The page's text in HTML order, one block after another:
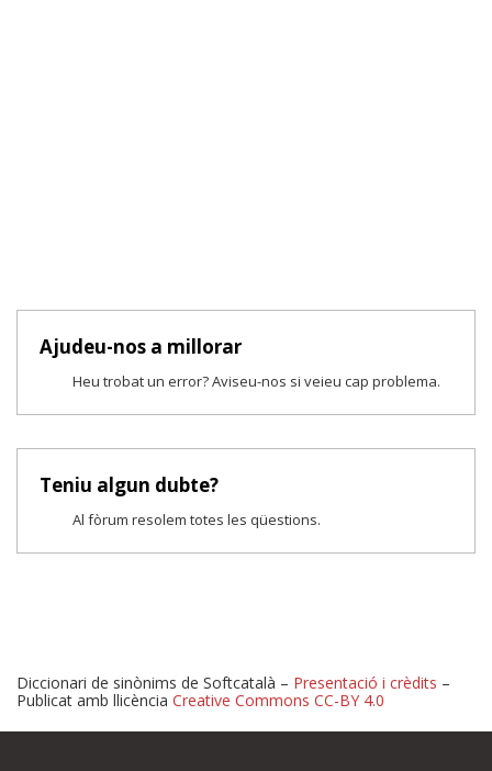
Ajudeu-nos a millorar
Heu trobat un error? Aviseu-nos si veieu cap problema.
Teniu algun dubte?
Al fòrum resolem totes les qüestions.
Diccionari de sinònims de Softcatalà – Presentació i crèdits –
Publicat amb llicència Creative Commons CC-BY 4.0